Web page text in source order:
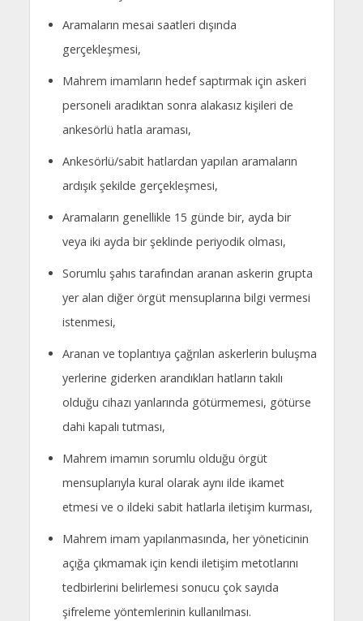
Aramaların mesai saatleri dışında
gerçekleşmesi,
Mahrem imamların hedef saptırmak için askeri
personeli aradıktan sonra alakasız kişileri de
ankesörlü hatla araması,
Ankesörlü/sabit hatlardan yapılan aramaların
ardışık şekilde gerçekleşmesi,
Aramaların genellikle 15 günde bir, ayda bir
veya iki ayda bir şeklinde periyodik olması,
Sorumlu şahıs tarafından aranan askerin grupta
yer alan diğer örgüt mensuplarına bilgi vermesi
istenmesi,
Aranan ve toplantıya çağrılan askerlerin buluşma
yerlerine giderken arandıkları hatların takılı
olduğu cihazı yanlarında götürmemesi, götürse
dahi kapalı tutması,
Mahrem imamın sorumlu olduğu örgüt
mensuplarıyla kural olarak aynı ilde ikamet
etmesi ve o ildeki sabit hatlarla iletişim kurması,
Mahrem imam yapılanmasında, her yöneticinin
açığa çıkmamak için kendi iletişim metotlarını
tedbirlerini belirlemesi sonucu çok sayıda
şifreleme yöntemlerinin kullanılması.